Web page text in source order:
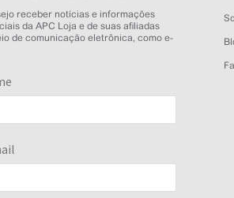
receber notícias e informações
da APC Loja e de suas afiliadas
de comunicação eletrônica, como e-